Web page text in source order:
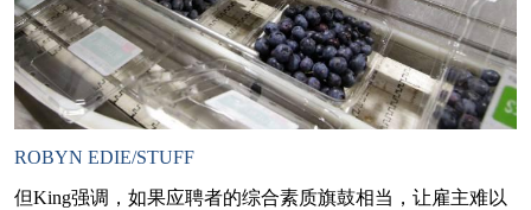
ROBYN EDIE/STUFF
但King强调，如果应聘者的综合素质旗鼓相当，让雇主难以